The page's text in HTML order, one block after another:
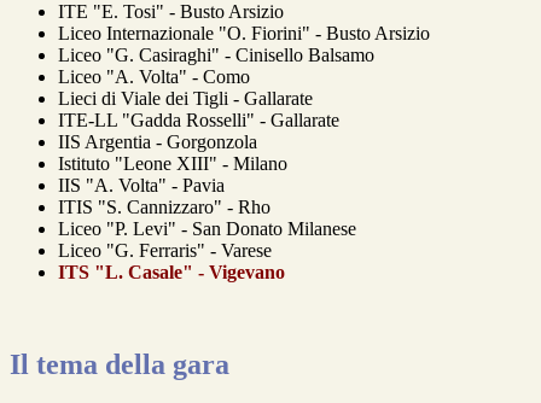
ITE "E. Tosi" - Busto Arsizio
Liceo Internazionale "O. Fiorini" - Busto Arsizio
Liceo "G. Casiraghi" - Cinisello Balsamo
Liceo "A. Volta" - Como
Lieci di Viale dei Tigli - Gallarate
ITE-LL "Gadda Rosselli" - Gallarate
IIS Argentia - Gorgonzola
Istituto "Leone XIII" - Milano
IIS "A. Volta" - Pavia
ITIS "S. Cannizzaro" - Rho
Liceo "P. Levi" - San Donato Milanese
Liceo "G. Ferraris" - Varese
ITS "L. Casale" - Vigevano
Il tema della gara